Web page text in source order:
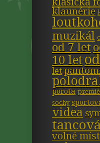
klaunérie
muzikál
od 7 let
10 let
let
porota
sochy
videa
volné